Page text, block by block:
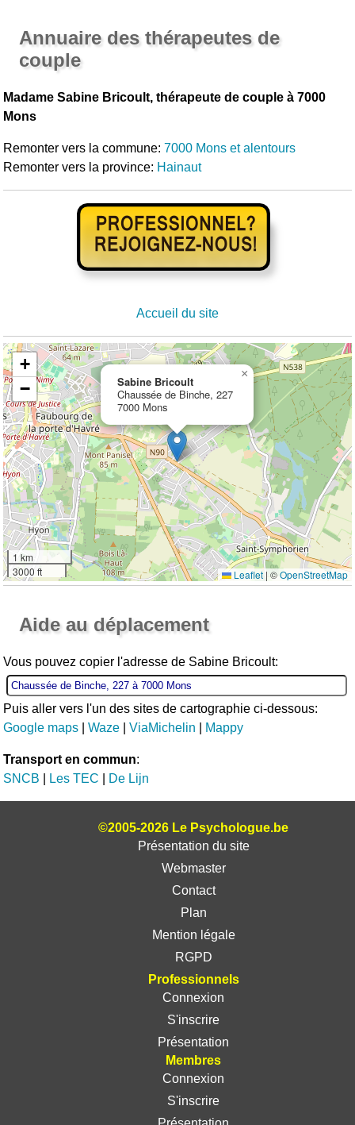
Annuaire des thérapeutes de
couple
Madame Sabine Bricoult, thérapeute de couple à 7000
Mons
Remonter vers la commune:7000 Mons et alentours
Remonter vers la province: Hainaut
Accueil du site
Sabine Bricoult
Chaussée de Binche, 227
7000 Mons
×
+
−
1 km
3000 ft
Leaflet| ©OpenStreetMap
Aide au déplacement
Vous pouvez copier l'adresse de Sabine Bricoult:
Puis aller vers l'un des sites de cartographie ci-dessous:
Google maps |Waze |ViaMichelin Mappy
Transport en commun:
SNCB
Les TEC De Lijn
©2005-2026 Le Psychologue.be
Présentation du site
Webmaster
Contact
Plan
Mention légale
RGPD
Professionnels
Connexion
S'inscrire
Présentation
Membres
Connexion
S'inscrire